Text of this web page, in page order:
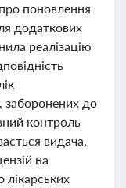
поновлення
додаткових
реалізацію
заборонених до
контроль
видача,
на
лікарських